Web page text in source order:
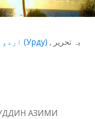
یہ تحریر (Урду)
АЗИМИ